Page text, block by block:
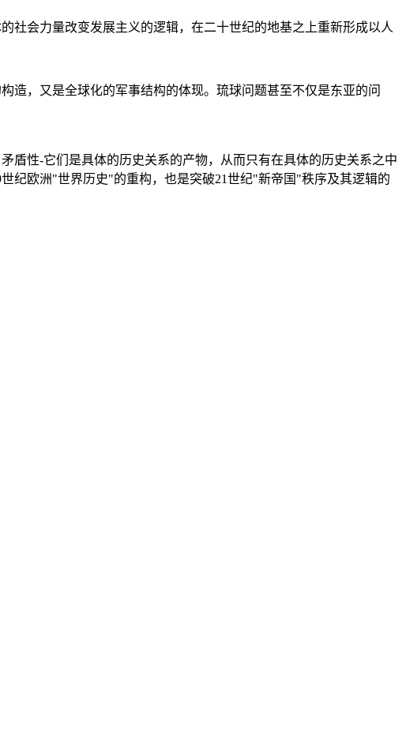
社会力量改变发展主义的逻辑，在二十世纪的地基之上重新形成以人
造，又是全球化的军事结构的体现。琉球问题甚至不仅是东亚的问
盾性-它们是具体的历史关系的产物，从而只有在具体的历史关系之中
纪欧洲"世界历史"的重构，也是突破21世纪"新帝国"秩序及其逻辑的